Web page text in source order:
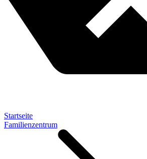
Startseite
Familienzentrum